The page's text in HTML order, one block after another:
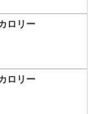
ロリー
ロリー